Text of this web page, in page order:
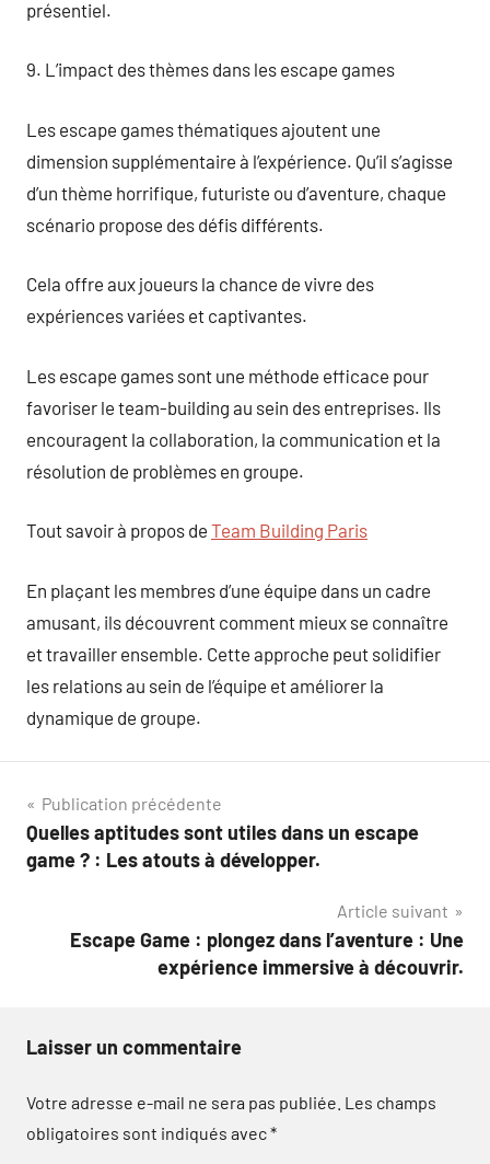
présentiel.
9. L’impact des thèmes dans les escape games
Les escape games thématiques ajoutent une
dimension supplémentaire à l’expérience. Qu’il s’agisse
d’un thème horrifique, futuriste ou d’aventure, chaque
scénario propose des défis différents.
Cela offre aux joueurs la chance de vivre des
expériences variées et captivantes.
Les escape games sont une méthode efficace pour
favoriser le team-building au sein des entreprises. Ils
encouragent la collaboration, la communication et la
résolution de problèmes en groupe.
Tout savoir à propos de Team Building Paris
En plaçant les membres d’une équipe dans un cadre
amusant, ils découvrent comment mieux se connaître
et travailler ensemble. Cette approche peut solidifier
les relations au sein de l’équipe et améliorer la
dynamique de groupe.
Navigation
de
Publication précédente
Quelles aptitudes sont utiles dans un escape
game ? : Les atouts à développer.
Article suivant
Escape Game : plongez dans l’aventure : Une
expérience immersive à découvrir.
Laisser un commentaire
Votre adresse e-mail ne sera pas publiée. Les champs
obligatoires sont indiqués avec*